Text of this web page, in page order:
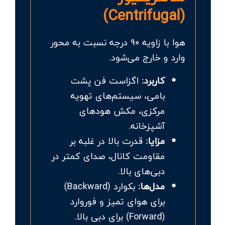
(Centrifugal)
هوا با زاویه ۹۰ درجه نسبت به محور
وارد و خارج می‌شود.
کاربرد: اگزاست فن پشت
بامی، سیستم‌های تهویه
مرکزی، مکش هودهای
آشپزخانه.
مزایا: قدرت بالا در غلبه بر
مقاومت کانال، صدای کمتر در
دبی‌های بالا.
مدل‌ها:
بکوارد (Backward)
برای هوای تمیز و فوروارد
(Forward) برای دبی بالا.